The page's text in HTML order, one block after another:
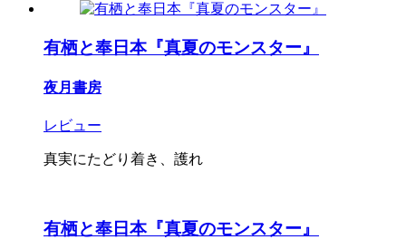
有栖と奉日本『真夏のモンスター』
夜月書房
レビュー
真実にたどり着き、護れ
有栖と奉日本『真夏のモンスター』